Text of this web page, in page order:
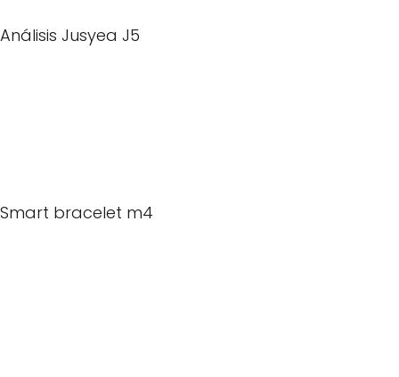
Análisis Jusyea J5
Smart bracelet m4